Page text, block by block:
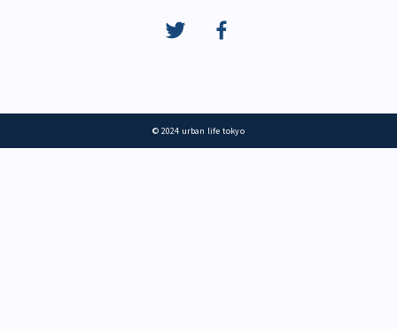
© 2024 urban life tokyo